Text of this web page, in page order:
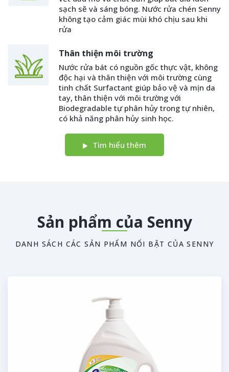
sạch sẽ và sáng bóng. Nước rửa chén Senny
không tạo cảm giác mùi khó chịu sau khi
rửa
Thân thiện môi trường
Nước rửa bát có nguồn gốc thực vật, không
độc hại và thân thiện với môi trường cùng
tinh chất Surfactant giúp bảo vệ và mịn da
tay, thân thiện với môi trường với
Biodegradable tự phân hủy trong tự nhiên,
có khả năng phân hủy sinh học.
Tìm hiểu thêm
Sản phẩm của Senny
DANH SÁCH CÁC SẢN PHẨM NỔI BẬT CỦA SENNY